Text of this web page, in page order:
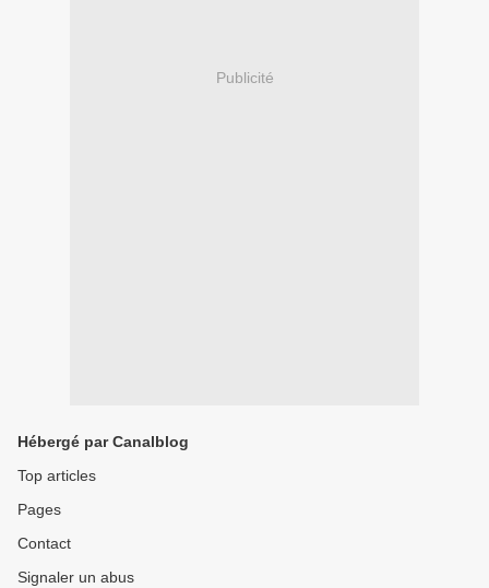
Publicité
Hébergé par Canalblog
Top articles
Pages
Contact
Signaler un abus